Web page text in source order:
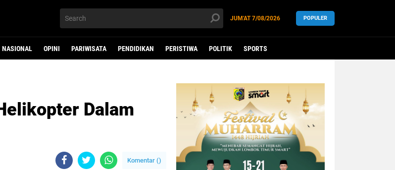
JUM'AT7/08/2026 POPULER
NASIONAL OPINI PARIWISATA PENDIDIKAN PERISTIWA POLITIK SPORTS
Dalam
Komentar ()